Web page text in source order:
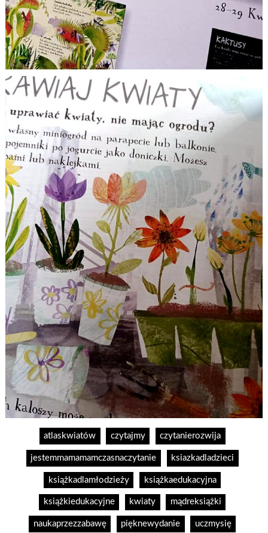
atlaskwiatów czytajmy czytanierozwija
jestemmamamamczasnaczytanie ksiazkadladzieci
książkadlamłodzieży książkaedukacyjna
książkiedukacyjne kwiaty mądreksiążki
naukaprzezzabawę pięknewydanie uczmysię